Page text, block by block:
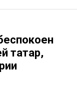
татар,